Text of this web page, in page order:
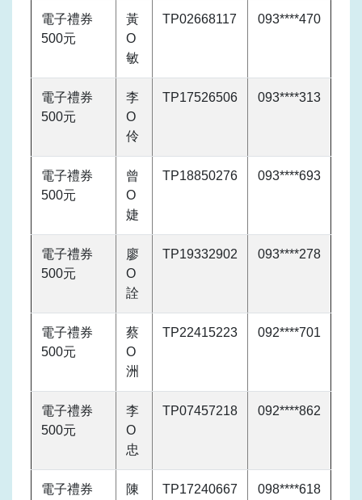
電子禮券
500元
黃
O
敏
TP02668117 093****470
電子禮券
500元
李
O
伶
TP17526506 093****313
電子禮券
500元
曾
O
婕
TP18850276 093****693
電子禮券
500元
廖
O
詮
TP19332902 093****278
電子禮券
500元
蔡
O
洲
TP22415223 092****701
電子禮券
500元
李
O
忠
TP07457218 092****862
電子禮券
陳
TP17240667 098****618